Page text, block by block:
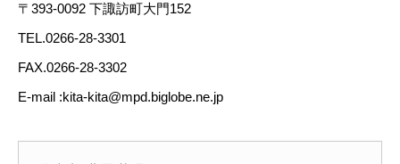
〒393-0092 下諏訪町大門152
TEL.0266-28-3301
FAX.0266-28-3302
E-mail :kita-kita@mpd.biglobe.ne.jp